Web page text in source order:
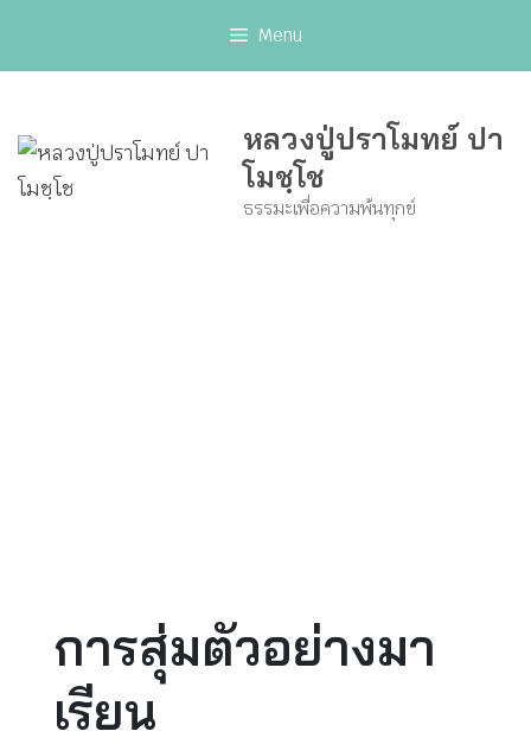
Menu
หลวงปู่ปราโมทย์ ปา
โมชฺโช
ธรรมะเพื่อความพ้นทุกข์
การสุ่มตัวอย่างมา
เรียน